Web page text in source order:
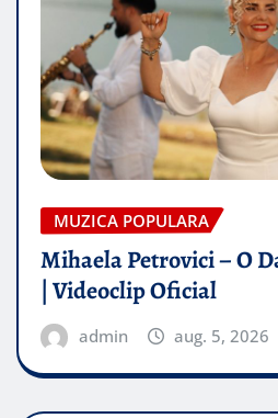
MUZICA POPULARA
Mihaela Petrovici – O
| Videoclip Oficial
admin aug. 5, 2026